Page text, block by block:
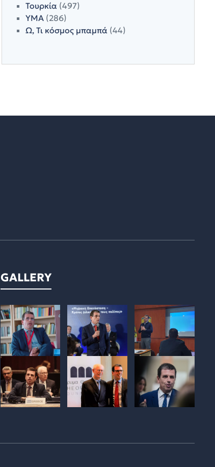
Τουρκία(497)
ΥΜΑ(286)
Ω, Τι κόσμος μπαμπά(44)
GALLERY